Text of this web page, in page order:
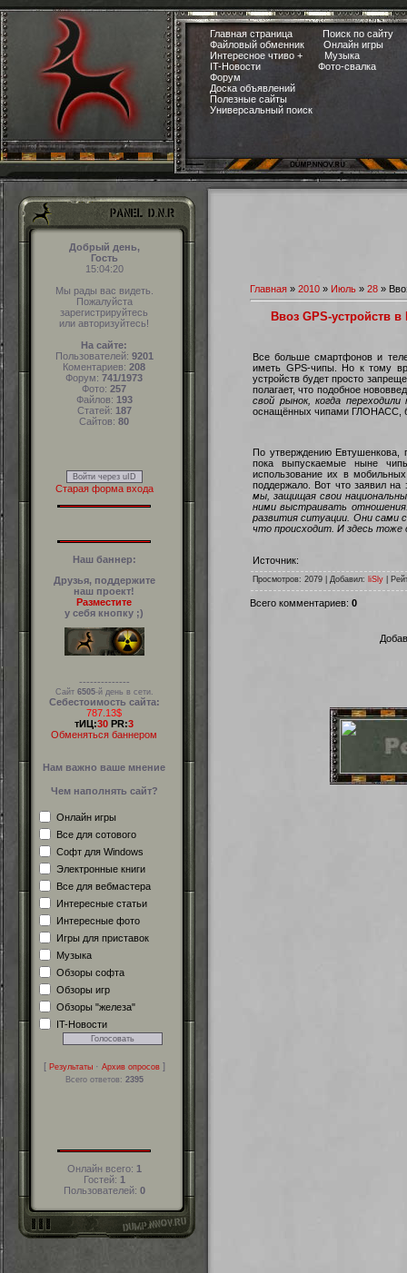
Главная страница
Поиск по сайту
Файловый обменник
Онлайн игры
Интересное чтиво +
Музыка
IT-Новости
Фото-свалка
Форум
Доска объявлений
Полезные сайты
Универсальный поиск
Добрый день,
Гость
15:04:21
Мы рады вас видеть.
Пожалуйста
зарегистрируйтесь
или авторизуйтесь!
На сайте:
Пользователей: 9201
Коментариев: 208
Форум: 741/1973
Фото: 257
Файлов: 193
Статей: 187
Сайтов: 80
Войти через uID
Старая форма входа
Наш баннер:
Друзья, поддержите
наш проект!
Разместите
у себя кнопку ;)
--------------
Сайт 6505-й день в сети.
Себестоимость сайта:
787.13$
тИЦ:30 PR:3
Обменяться баннером
Нам важно ваше мнение
Чем наполнять сайт?
Онлайн игры
Все для сотового
Софт для Windows
Электронные книги
Все для вебмастера
Интересные статьи
Интересные фото
Игры для приставок
Музыка
Обзоры софта
Обзоры игр
Обзоры "железа"
IT-Новости
[ Результаты· Архив опросов]
Всего ответов: 2395
Онлайн всего: 1
Гостей: 1
Пользователей: 0
Главная » 2010 » Июль » 28 »
Ввоз GPS-устройств
Все больше смартфонов и
иметь GPS-чипы. Но к тому
устройств будет просто
полагает, что подобное
свой рынок, когда переходили
оснащённых чипами ГЛОНАСС,
По утверждению
пока выпускаемые ныне
использование их в
поддержало. Вот что заявил
мы, защищая свои
ними выстраивать
развития ситуации. Они сами
что происходит. И здесь
Источник:
Просмотров: 2079 | Добавил: liSly
Всего комментариев: 0